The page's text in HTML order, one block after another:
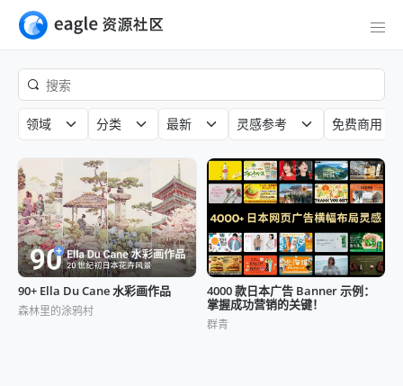
领域 分类 最新 灵感参考 免费商用
90+ Ella Du Cane 水彩画作品
森林里的涂鸦村
4000 款日本广告 Banner 示例：
掌握成功营销的关键！
群青